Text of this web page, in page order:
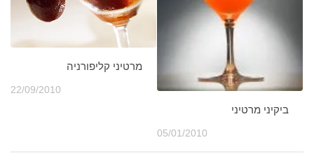
מרטיני קליפורניה
22/09/2010
ביקיני מרטיני
05/01/2010